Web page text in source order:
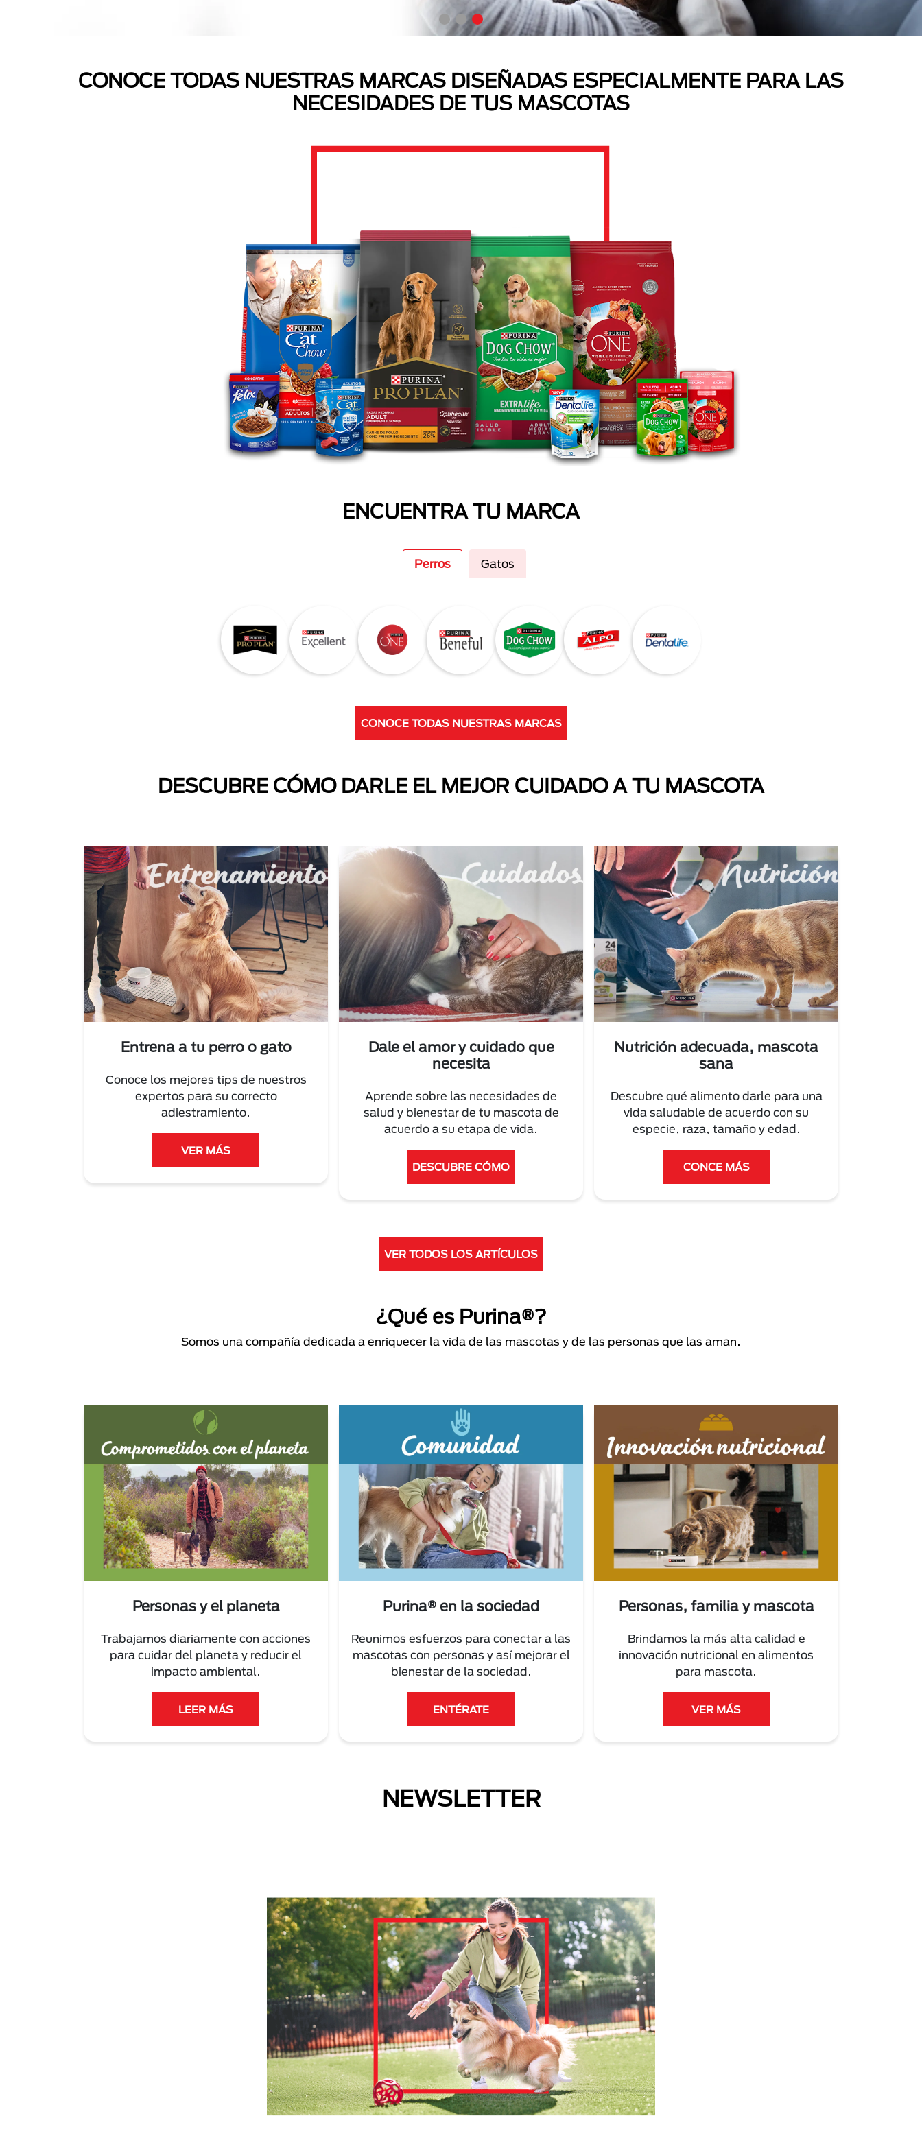
CONOCE TODAS NUESTRAS MARCAS DISEÑADAS ESPECIALMENTE PARA LAS
NECESIDADES DE TUS MASCOTAS
ENCUENTRA TU MARCA
Perros Gatos
CONOCE TODAS NUESTRAS MARCAS
DESCUBRE CÓMO DARLE EL MEJOR CUIDADO A TU MASCOTA
Entrena a tu perro o gato
Conoce los mejores tips de nuestros
expertos para su correcto
adiestramiento.
VER MÁS
Dale el amor y cuidado que
necesita
Aprende sobre las necesidades de
salud y bienestar de tu mascota de
acuerdo a su etapa de vida.
DESCUBRE CÓMO
Nutrición adecuada, mascota
sana
Descubre qué alimento darle para una
vida saludable de acuerdo con su
especie, raza, tamaño y edad.
CONCE MÁS
VER TODOS LOS ARTÍCULOS
¿Qué es Purina®?
Somos una compañía dedicada a enriquecer la vida de las mascotas y de las personas que las aman.
Personas y el planeta
Trabajamos diariamente con acciones
para cuidar del planeta y reducir el
impacto ambiental.
LEER MÁS
Purina® en la sociedad
Reunimos esfuerzos para conectar a las
mascotas con personas y así mejorar el
bienestar de la sociedad.
ENTÉRATE
Personas, familia y mascota
Brindamos la más alta calidad e
innovación nutricional en alimentos
para mascota.
VER MÁS
NEWSLETTER